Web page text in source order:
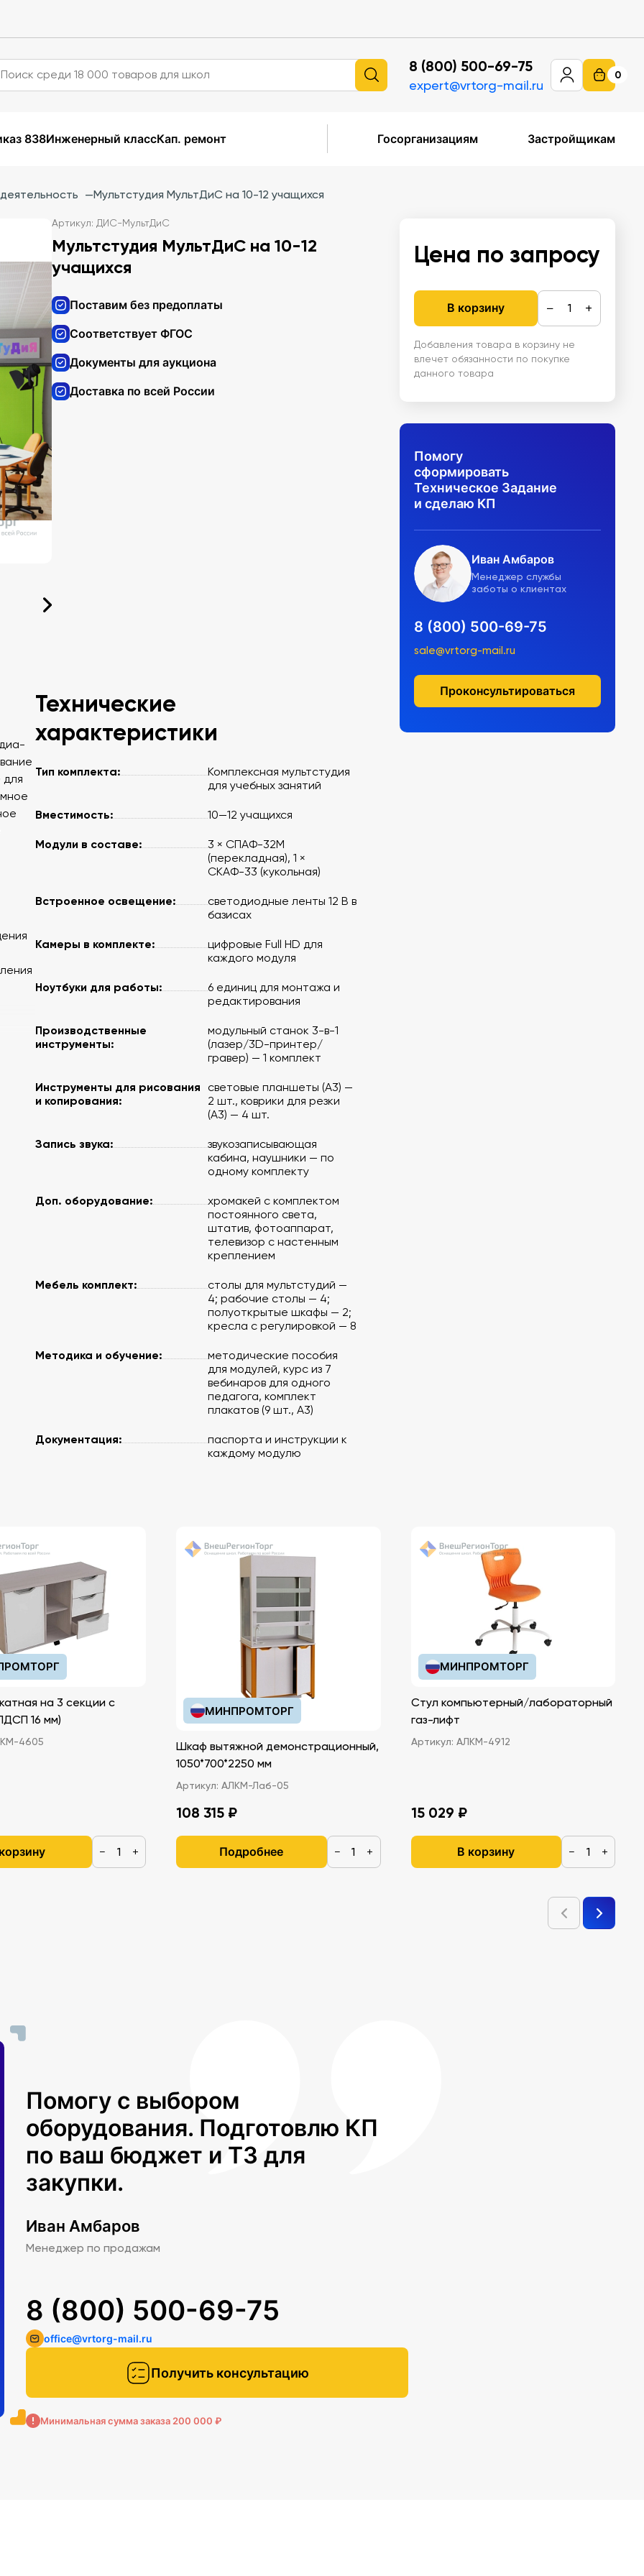
8 (800) 500-69-75
expert@vrtorg-mail.ru
0
838Инженерный классКап. ремонт Госорганизациям Застройщикам
—Мультстудия МультДиС на 10-12 учащихся
Артикул: ДИС-МультДиС
Мультстудия МультДиС на 10-12
учащихся
Поставим без предоплаты
Соответствует ФГОС
Документы для аукциона
Доставка по всей России
Цена по запросу
В корзину − +
Добавления товара в корзину не
влечет обязанности по покупке
данного товара
Помогу
сформировать
Техническое Задание
и сделаю КП
Иван Амбаров
Менеджер службы
заботы о клиентах
8 (800) 500-69-75
sale@vrtorg-mail.ru
Проконсультироваться
для
- 6
и др.
Технические
характеристики
Тип комплекта:
Комплексная мультстудия
для учебных занятий
Вместимость: 10—12 учащихся
Модули в составе:
3 × СПАФ-32М
(перекладная), 1 ×
СКАФ-33 (кукольная)
Встроенное освещение:
светодиодные ленты 12 В в
базисах
Камеры в комплекте:
цифровые Full HD для
каждого модуля
Ноутбуки для работы:
6 единиц для монтажа и
редактирования
Производственные
инструменты:
модульный станок 3-в-1
(лазер/3D-принтер/
гравер) — 1 комплект
Инструменты для рисования
и копирования:
световые планшеты (A3) —
2 шт., коврики для резки
(A3) — 4 шт.
Запись звука:
звукозаписывающая
кабина, наушники — по
одному комплекту
Доп. оборудование:
хромакей с комплектом
постоянного света,
штатив, фотоаппарат,
телевизор с настенным
креплением
Мебель комплект:
столы для мультстудий —
4; рабочие столы — 4;
полуоткрытые шкафы — 2;
кресла с регулировкой — 8
Методика и обучение:
методические пособия
для модулей, курс из 7
вебинаров для одного
педагога, комплект
плакатов (9 шт., A3)
Документация:
паспорта и инструкции к
каждому модулю
на 3 секции с
(ЛДСП 16 мм)
4605
− +
МИНПРОМТОРГ
Шкаф вытяжной демонстрационный,
1050*700*2250 мм
Артикул: АЛКМ-Лаб-05
108 315 ₽
Подробнее − +
МИНПРОМТОРГ
Стул компьютерный/лабораторный
газ-лифт
Артикул: АЛКМ-4912
15 029 ₽
В корзину − +
Помогу с выбором
оборудования. Подготовлю КП
по ваш бюджет и ТЗ для
закупки.
Иван Амбаров
Менеджер по продажам
Получить консультацию
8 (800) 500-69-75
office@vrtorg-mail.ru
Минимальная сумма заказа 200 000 ₽